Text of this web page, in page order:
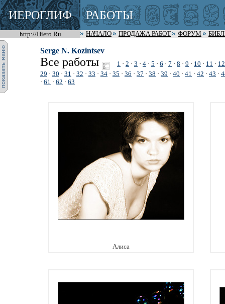
ИЕРОГЛИФ РАБОТЫ
http://Hiero.Ru НАЧАЛО ПРОДАЖА РАБОТ ФОРУМ
Serge N. Kozintsev
Все работы 1 · 2 · 3 · 4 · 5 · 6 · 7 · 8 · 9 · 10 · 11 · 12
29 · 30 · 31 · 32 · 33 · 34 · 35 · 36 · 37 · 38 · 39 · 40 · 41 · 42 · 43 ·
· 61 · 62 · 63
Алиса